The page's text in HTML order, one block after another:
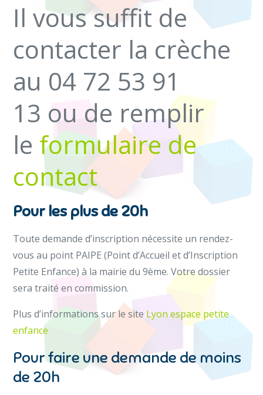
Il vous suffit de
contacter la crèche
au 04 72 53 91
13 ou de remplir
le formulaire de
contact
Pour les plus de 20h
Toute demande d’inscription nécessite un rendez-
vous au point PAIPE (Point d’Accueil et d’Inscription
Petite Enfance) à la mairie du 9ème. Votre dossier
sera traité en commission.
Plus d’informations sur le site Lyon espace petite
enfance
Pour faire une demande de moins
de 20h